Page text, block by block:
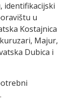
identifikacijski
u
Kostajnica
Majur,
Dubica i
.